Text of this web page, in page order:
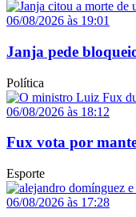
06/08/2026 às 19:01
Janja pede
Política
06/08/2026 às 18:12
Fux vota por
Esporte
06/08/2026 às 17:28